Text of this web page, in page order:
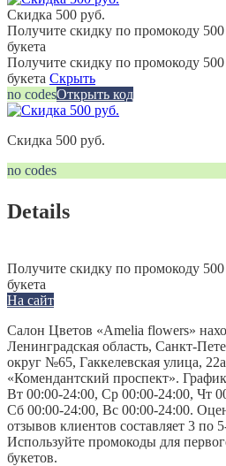
Скидка 500 руб.
Получите скидку по промокоду
букета
Получите скидку по промокоду
букета Скрыть
no codesОткрыть код
Скидка 500 руб.
no codes
Details
Получите скидку по промокоду
букета
На сайт
Салон Цветов «Amelia flowers»
Ленинградская область, Санкт-
округ №65, Гаккелевская улица,
«Комендантский проспект».
Вт 00:00-24:00, Ср 00:00-24:00, Чт
Сб 00:00-24:00, Вс 00:00-24:00.
отзывов клиентов составляет 3 по
Используйте промокоды для
букетов.